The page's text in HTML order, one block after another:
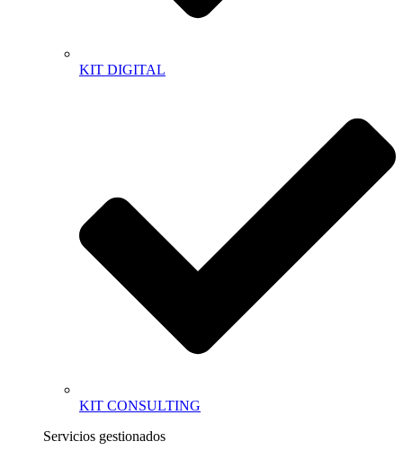
KIT DIGITAL
KIT CONSULTING
Servicios gestionados